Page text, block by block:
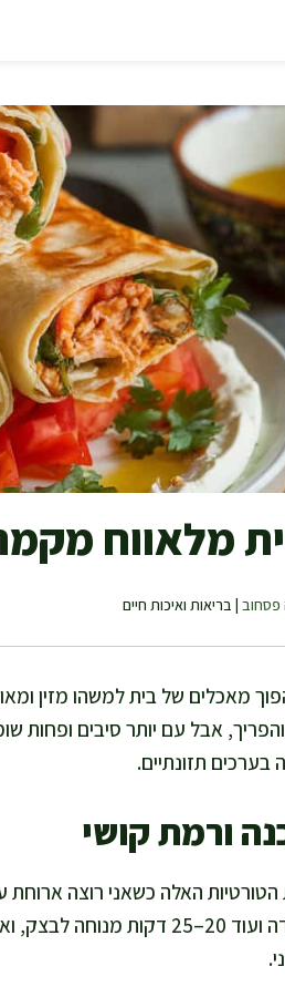
מלאווח
פסחוב | בריאות ואיכות חיים
מאכלים של בית למשהו מזין
אבל עם יותר סיבים ופחות
בערכים תזונתיים.
ורמת קושי
הטורטיות האלה כשאני רוצה